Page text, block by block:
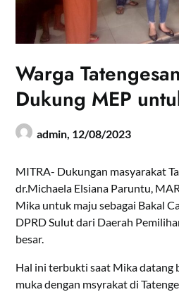
Warga
Dukung MEP
admin, 12/08/2023
MITRA- Dukungan masyarakat
dr.Michaela Elsiana Paruntu,
Mika untuk maju sebagai Bakal
DPRD Sulut dari Daerah
besar.
Hal ini terbukti saat Mika datang
muka dengan msyrakat di